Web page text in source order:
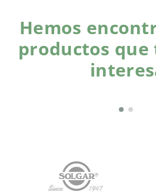
Hemos
productos que